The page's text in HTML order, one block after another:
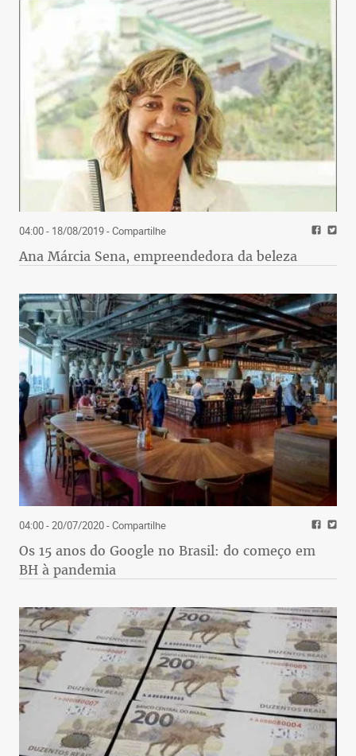
04:00 - 18/08/2019- Compartilhe
Ana Márcia Sena, empreendedora da beleza
04:00 - 20/07/2020- Compartilhe
Os 15 anos do Google no Brasil: do começo em
BH à pandemia